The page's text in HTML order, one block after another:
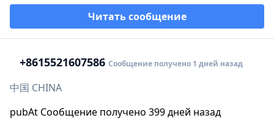
Читать сообщение
+8615521607586 Сообщение получено 1 дней назад
中国 CHINA
pubAt Сообщение получено 399 дней назад